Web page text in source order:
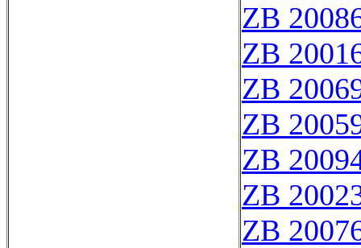
ZB
ZB
ZB
ZB
ZB
ZB
ZB